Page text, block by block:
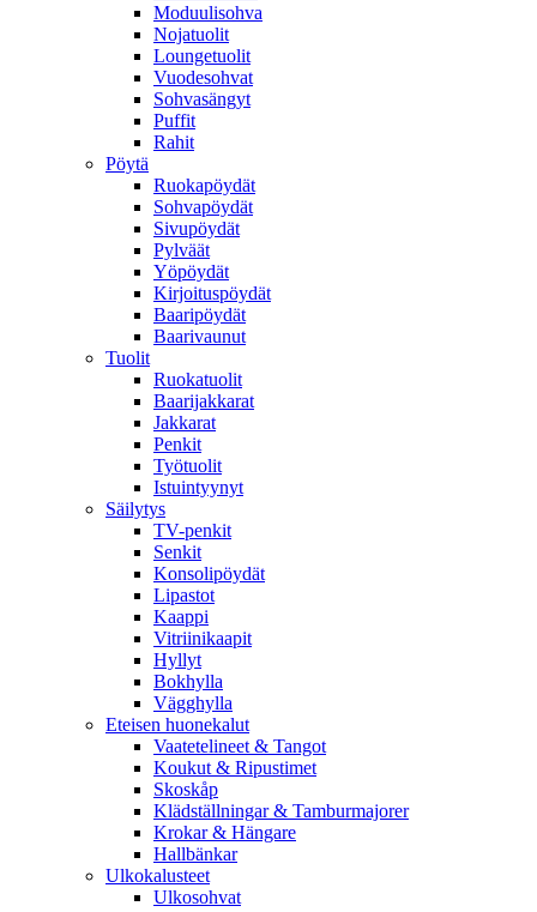
Moduulisohva
Nojatuolit
Loungetuolit
Vuodesohvat
Sohvasängyt
Puffit
Rahit
Pöytä
Ruokapöydät
Sohvapöydät
Sivupöydät
Pylväät
Yöpöydät
Kirjoituspöydät
Baaripöydät
Baarivaunut
Tuolit
Ruokatuolit
Baarijakkarat
Jakkarat
Penkit
Työtuolit
Istuintyynyt
Säilytys
TV-penkit
Senkit
Konsolipöydät
Lipastot
Kaappi
Vitriinikaapit
Hyllyt
Bokhylla
Vägghylla
Eteisen huonekalut
Vaatetelineet & Tangot
Koukut & Ripustimet
Skoskåp
Klädställningar & Tamburmajorer
Krokar & Hängare
Hallbänkar
Ulkokalusteet
Ulkosohvat